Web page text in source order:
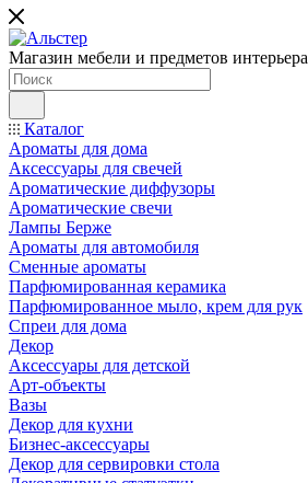
Магазин мебели и предметов интерьера
Каталог
Ароматы для дома
Аксессуары для свечей
Ароматические диффузоры
Ароматические свечи
Лампы Берже
Ароматы для автомобиля
Сменные ароматы
Парфюмированная керамика
Парфюмированное мыло, крем для рук
Спреи для дома
Декор
Аксессуары для детской
Арт-объекты
Вазы
Декор для кухни
Бизнес-аксессуары
Декор для сервировки стола